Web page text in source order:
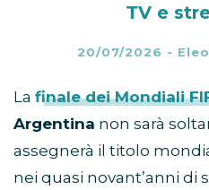
TV e
20/07/2026 -
La finale dei Mondiali
Argentina non sarà
assegnerà il titolo
nei quasi novant’anni di